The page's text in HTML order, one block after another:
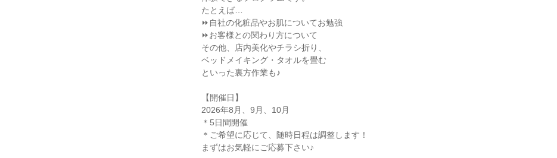
たとえば…
⏩自社の化粧品やお肌についてお勉強
⏩お客様との関わり方について
その他、店内美化やチラシ折り、
ベッドメイキング・タオルを畳む
といった裏方作業も♪
【開催日】
2026年8月、9月、10月
＊5日間開催
＊ご希望に応じて、随時日程は調整します！
まずはお気軽にご応募下さい♪